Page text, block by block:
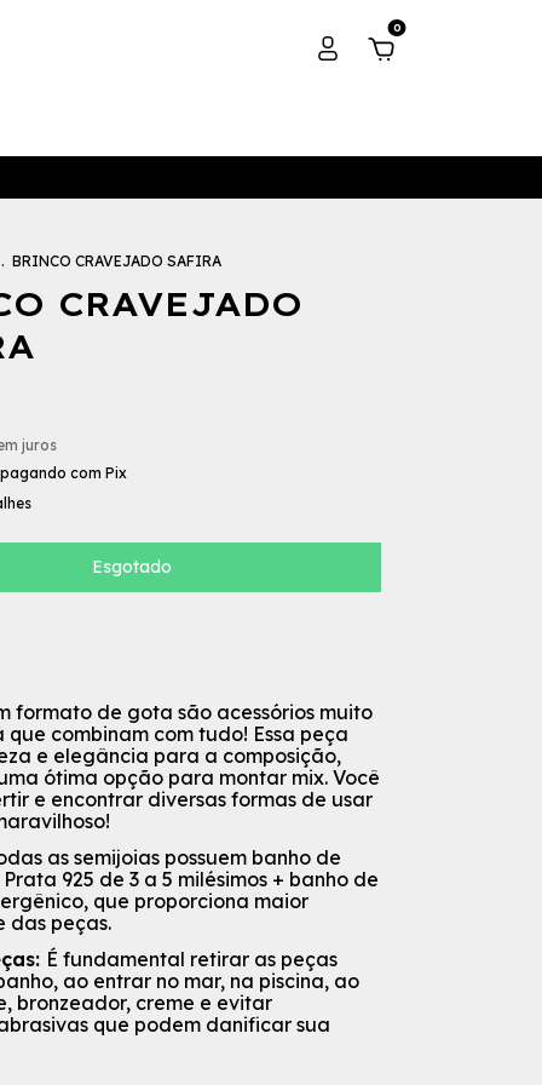
0
. BRINCO CRAVEJADO SAFIRA
CRAVEJADO
juros
com Pix
formato de gota são acessórios muito
que combinam com tudo! Essa peça
e elegância para a composição,
ótima opção para montar mix. Você
e encontrar diversas formas de usar
as semijoias possuem banho de
925 de 3 a 5 milésimos + banho de
que proporciona maior
peças.
É fundamental retirar as peças
ao entrar no mar, na piscina, ao
bronzeador, creme e evitar
que podem danificar sua